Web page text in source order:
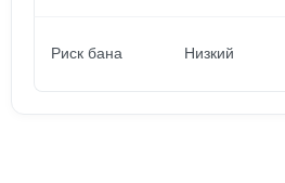
Риск бана Низкий